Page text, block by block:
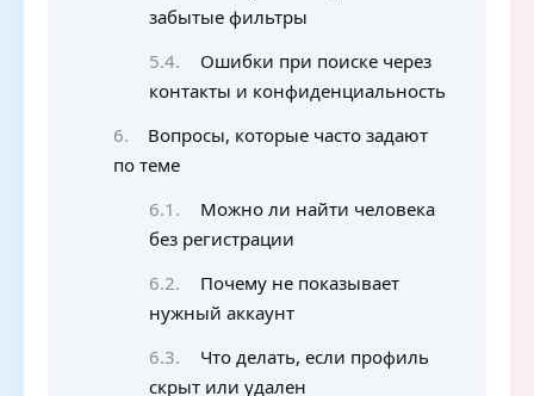
забытые фильтры
Ошибки при поиске через
контакты и конфиденциальность
Вопросы, которые часто задают
по теме
Можно ли найти человека
без регистрации
Почему не показывает
нужный аккаунт
Что делать, если профиль
скрыт или удален